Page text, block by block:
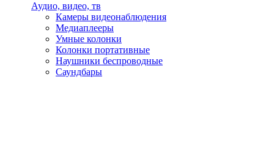
Аудио, видео, тв
Камеры видеонаблюдения
Медиаплееры
Умные колонки
Колонки портативные
Наушники беспроводные
Саундбары